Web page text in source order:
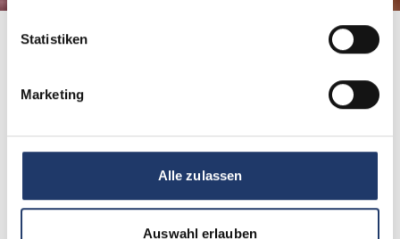
Statistiken
Marketing
Alle zulassen
Auswahl erlauben
Home Destinations
Vos LeadingCampings en